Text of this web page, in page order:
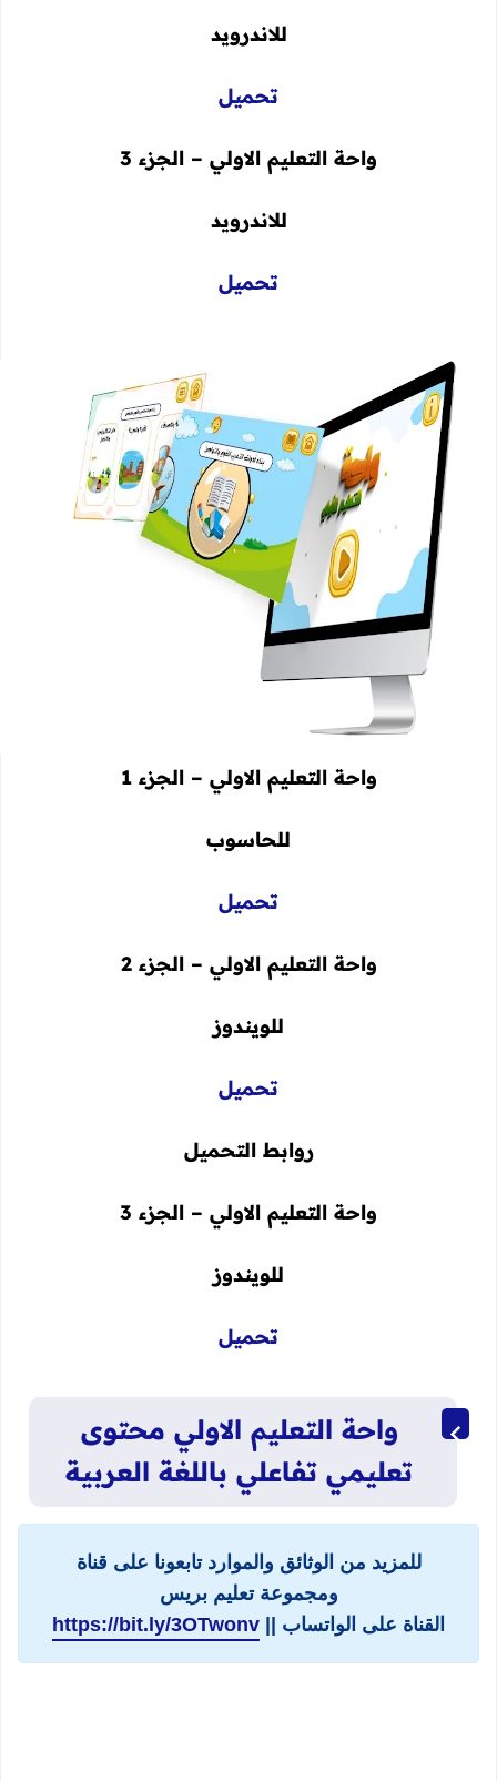
للاندرويد
تحميل
واحة التعليم الاولي – الجزء 3
للاندرويد
تحميل
واحة التعليم الاولي – الجزء 1
للحاسوب
تحميل
واحة التعليم الاولي – الجزء 2
للويندوز
تحميل
روابط التحميل
واحة التعليم الاولي – الجزء 3
للويندوز
تحميل
واحة التعليم الاولي محتوى
تعليمي تفاعلي باللغة العربية
للمزيد من الوثائق والموارد تابعونا على قناة
ومجموعة تعليم بريس
القناة على الواتساب || https://bit.ly/3OTwonv